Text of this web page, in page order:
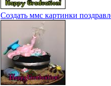
Создать ммс картинки